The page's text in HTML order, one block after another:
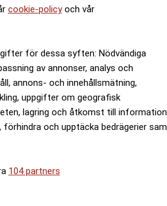
cookie-policyoch vår
för dessa syften: Nödvändiga
av annonser, analys och
annons- och innehållsmätning,
uppgifter om geografisk
lagring och åtkomst till information
och upptäcka bedrägerier
104 partners
pensionärer i